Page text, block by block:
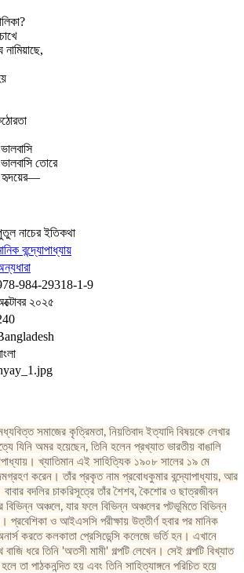
তোরে
হৃদয়ের—
নাচের ইতিকথা
বন্দ্যোপাধ্যায়
984-29318-1-9
২০২৫
সমাজের কৃত্রিমতা, নিয়তিবাদ ইত্যাদি বিষয়কে লেখার
যিনি অমর হয়েছেন, তিনি হলেন প্রখ্যাত ভারতীয় বাঙালি
খ্যাতিমান এই সাহিত্যিক ১৯০৮ সালের ১৯ মে
করেন। তাঁর প্রকৃত নাম প্রবোধকুমার বন্দ্যোপাধ্যায়, আর
বদলির চাকরিসূত্রে তাঁর শৈশব, কৈশোর ও ছাত্রজীবন
বিভিন্ন অঞ্চলে, যার ফলে বিভিন্ন অঞ্চলের পটভূমিতে বিভিন্ন
প্রবেশিকা ও আইএসসি পরীক্ষায় উত্তীর্ণ হবার পর মানিক
করতে কলকাতা প্রেসিডেন্সি কলেজে ভর্তি হন। এখানে
ধরে তিনি 'অতসী মামী' গল্পটি লেখেন। সেই গল্পটি বিখ্যাত
তা পাঠকনন্দিত হয় এবং তিনি সাহিত্যাঙ্গনে পরিচিত হয়ে